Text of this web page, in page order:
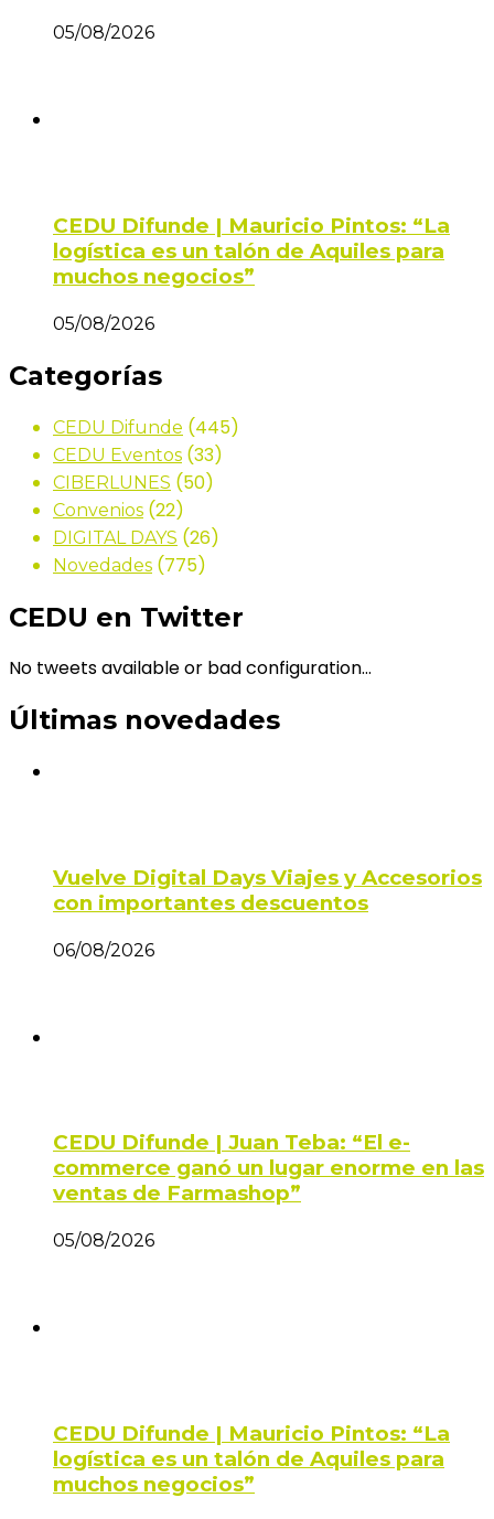
05/08/2026
CEDU Difunde | Mauricio Pintos: “La
logística es un talón de Aquiles para
muchos negocios”
05/08/2026
Categorías
CEDU Difunde (445)
CEDU Eventos (33)
CIBERLUNES (50)
Convenios (22)
DIGITAL DAYS (26)
Novedades (775)
CEDU en Twitter
No tweets available or bad configuration...
Últimas novedades
Vuelve Digital Days Viajes y Accesorios
con importantes descuentos
06/08/2026
CEDU Difunde | Juan Teba: “El e-
commerce ganó un lugar enorme en las
ventas de Farmashop”
05/08/2026
CEDU Difunde | Mauricio Pintos: “La
logística es un talón de Aquiles para
muchos negocios”